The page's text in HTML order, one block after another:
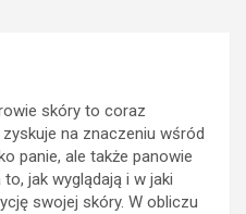
skóry to coraz
na znaczeniu wśród
panie, ale także panowie
jak wyglądają i w jaki
swojej skóry. W obliczu